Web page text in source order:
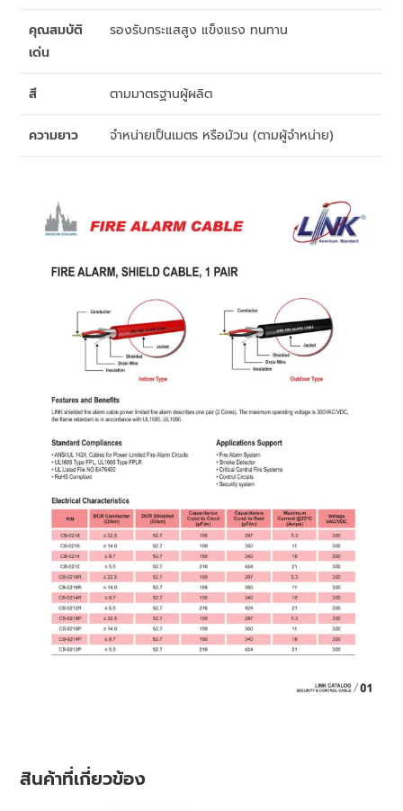
คุณสมบัติ
เด่น
รองรับกระแสสูง แข็งแรง ทนทาน
สี ตามมาตรฐานผู้ผลิต
ความยาว จำหน่ายเป็นเมตร หรือม้วน (ตามผู้จำหน่าย)
สินค้าที่เกี่ยวข้อง